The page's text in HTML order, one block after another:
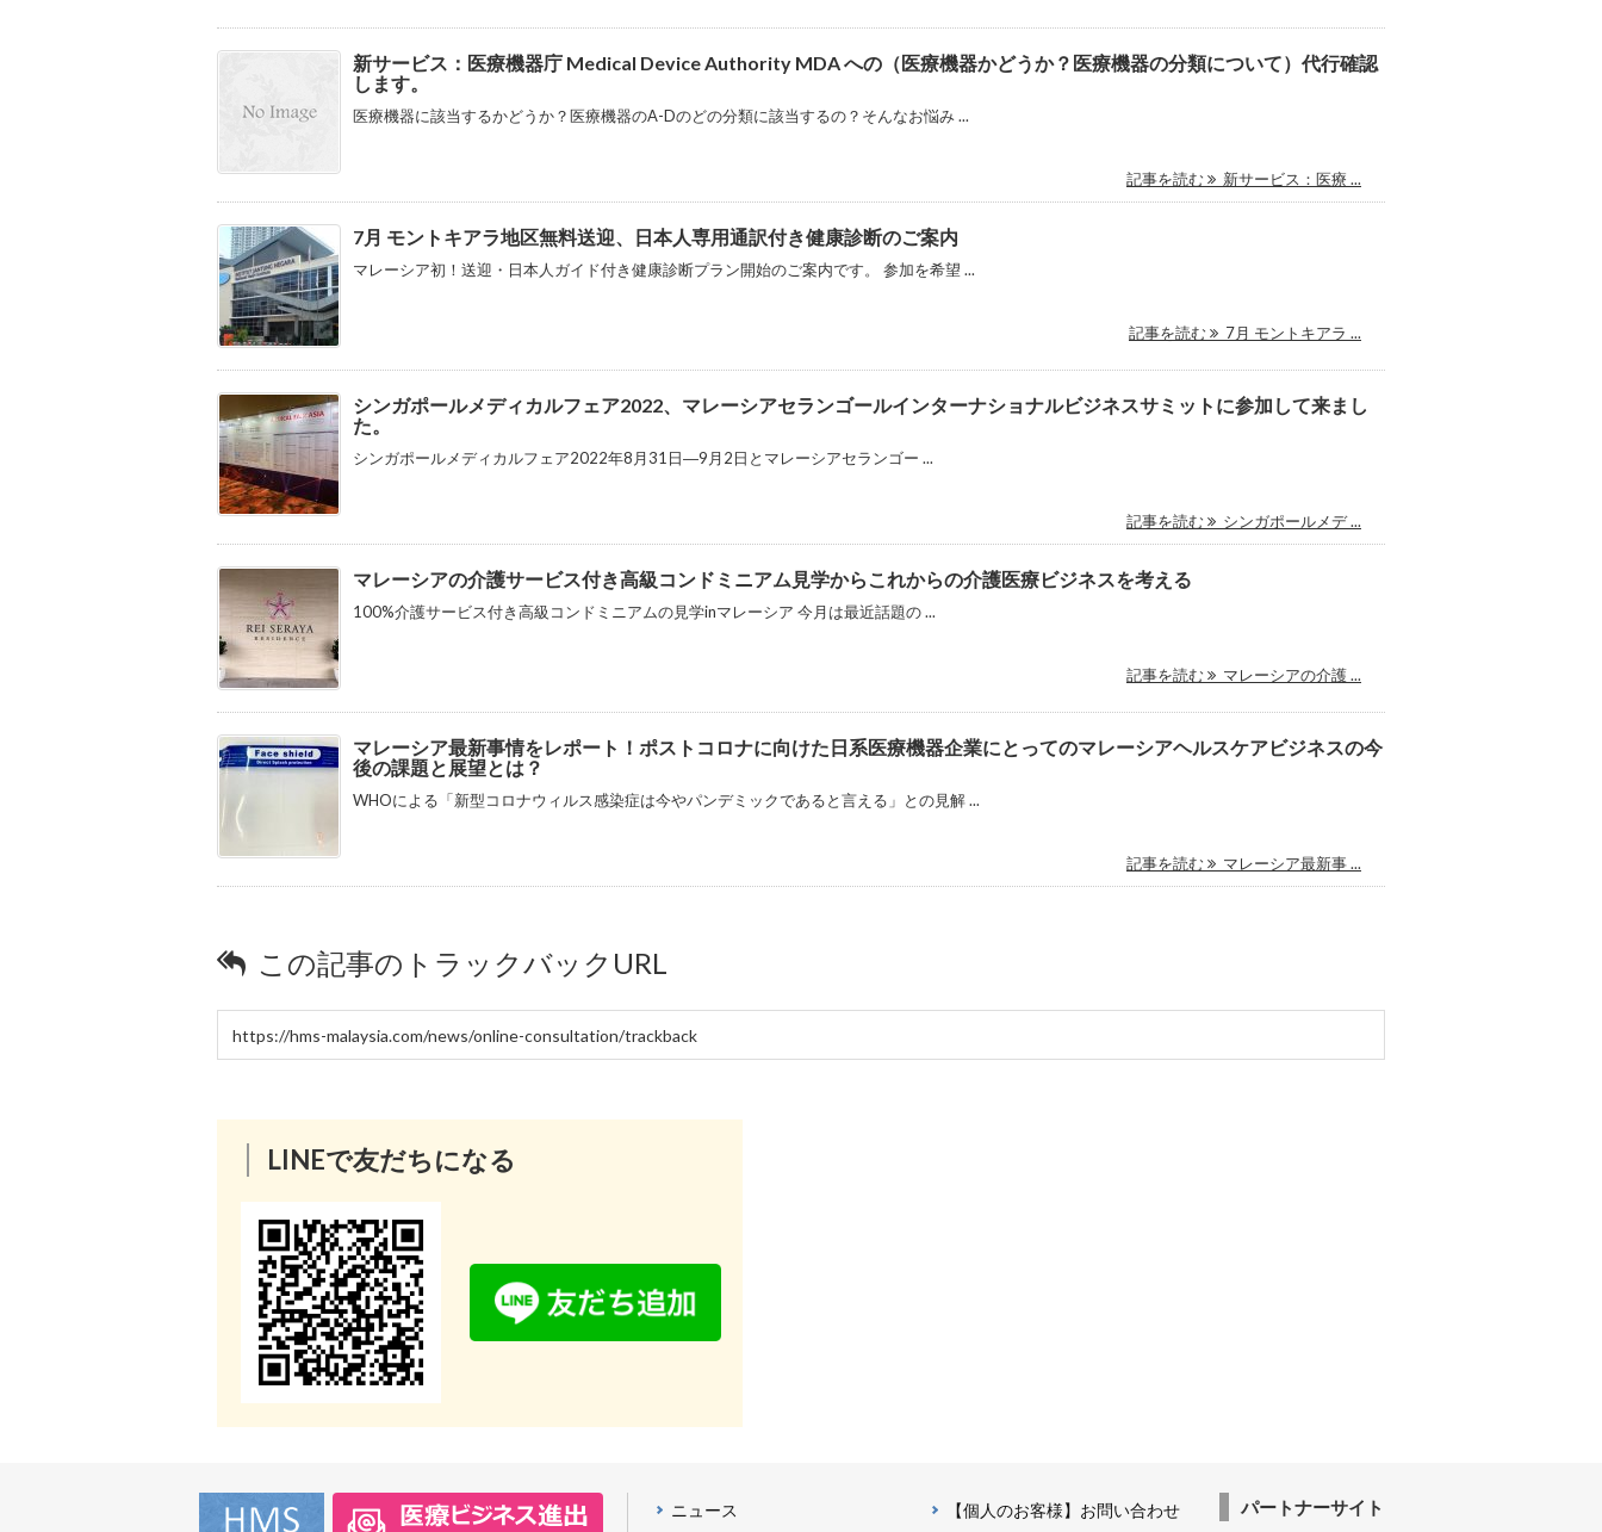
新サービス：医療機器庁 Medical Device Authority MDA への（医療機器かどうか？医療機器の分類について）代行確認
します。
医療機器に該当するかどうか？医療機器のA-Dのどの分類に該当するの？そんなお悩み ...
記事を読む 新サービス：医療 ...
7月 モントキアラ地区無料送迎、日本人専用通訳付き健康診断のご案内
マレーシア初！送迎・日本人ガイド付き健康診断プラン開始のご案内です。 参加を希望 ...
記事を読む 7月 モントキアラ ...
シンガポールメディカルフェア2022、マレーシアセランゴールインターナショナルビジネスサミットに参加して来まし
た。
シンガポールメディカルフェア2022年8月31日―9月2日とマレーシアセランゴー ...
記事を読む シンガポールメデ ...
マレーシアの介護サービス付き高級コンドミニアム見学からこれからの介護医療ビジネスを考える
100%介護サービス付き高級コンドミニアムの見学inマレーシア 今月は最近話題の ...
記事を読む マレーシアの介護 ...
マレーシア最新事情をレポート！ポストコロナに向けた日系医療機器企業にとってのマレーシアヘルスケアビジネスの今
後の課題と展望とは？
WHOによる「新型コロナウィルス感染症は今やパンデミックであると言える」との見解 ...
記事を読む マレーシア最新事 ...
この記事のトラックバックURL
LINEで友だちになる
ニュース
【個人のお客様】お問い合わせ
パートナーサイト